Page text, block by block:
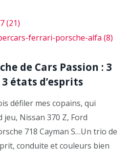
de Cars Passion : 3
états d’esprits
défiler mes copains, qui
Nissan 370 Z, Ford
718 Cayman S…Un trio de
conduite et couleurs bien